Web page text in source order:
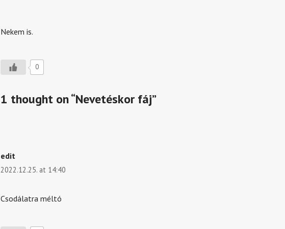
Nekem is.
0
1 thought on “Nevetéskor fáj”
edit
2022.12.25. at 14:40
Csodálatra méltó